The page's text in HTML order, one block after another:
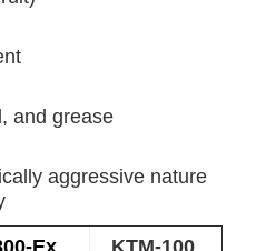
and grease
aggressive nature
Ex
KTM-100